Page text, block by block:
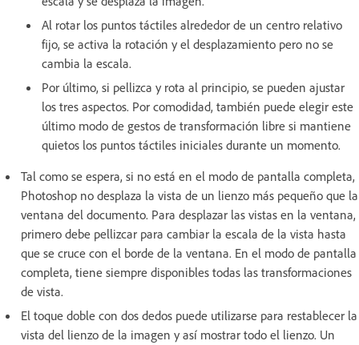
Al rotar los puntos táctiles alrededor de un centro relativo
fijo, se activa la rotación y el desplazamiento pero no se
cambia la escala.
Por último, si pellizca y rota al principio, se pueden ajustar
los tres aspectos. Por comodidad, también puede elegir este
último modo de gestos de transformación libre si mantiene
quietos los puntos táctiles iniciales durante un momento.
Tal como se espera, si no está en el modo de pantalla completa,
Photoshop no desplaza la vista de un lienzo más pequeño que la
ventana del documento. Para desplazar las vistas en la ventana,
primero debe pellizcar para cambiar la escala de la vista hasta
que se cruce con el borde de la ventana. En el modo de pantalla
completa, tiene siempre disponibles todas las transformaciones
de vista.
El toque doble con dos dedos puede utilizarse para restablecer la
vista del lienzo de la imagen y así mostrar todo el lienzo. Un